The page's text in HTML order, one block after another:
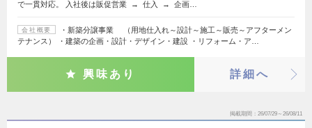
で一貫対応。 入社後は販促営業 → 仕入 → 企画…
会社概要
・新築分譲事業 （用地仕入れ～設計～施工～販売～アフターメン
テナンス） ・建築の企画・設計・デザイン・建設 ・リフォーム・ア…
興味あり 詳細へ
掲載期間 26/07/29～26/08/11